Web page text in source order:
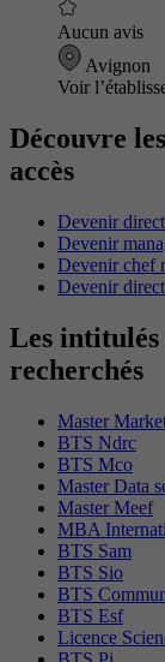
Aucun avis
Avignon
Voir
Découvre
accès
Devenir
Devenir
Devenir chef
Devenir
Les intitulés
recherchés
Master
BTS Ndrc
BTS Mco
Master Data
Master Meef
MBA
BTS Sam
BTS Sio
BTS
BTS Esf
Licence